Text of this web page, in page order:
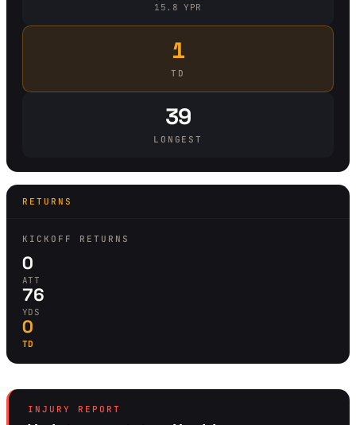
15.8 YPR
1
TD
39
LONGEST
RETURNS
KICKOFF RETURNS
0
ATT
76
YDS
0
TD
INJURY REPORT